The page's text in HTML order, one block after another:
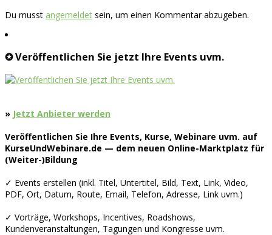
Du musst angemeldet sein, um einen Kommentar abzugeben.
✪ Veröffentlichen Sie jetzt Ihre Events uvm.
» Jetzt Anbieter werden
Veröffentlichen Sie Ihre Events, Kurse, Webinare uvm. auf
KurseUndWebinare.de — dem neuen Online-Marktplatz für
(Weiter-)Bildung
✓ Events erstellen (inkl. Titel, Untertitel, Bild, Text, Link, Video,
PDF, Ort, Datum, Route, Email, Telefon, Adresse, Link uvm.)
✓ Vorträge, Workshops, Incentives, Roadshows,
Kundenveranstaltungen, Tagungen und Kongresse uvm.